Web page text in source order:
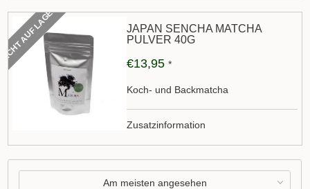
AUF LAGER
JAPAN SENCHA MATCHA
PULVER 40G
€13,95 *
Koch- und Backmatcha
Zusatzinformation
Am meisten angesehen